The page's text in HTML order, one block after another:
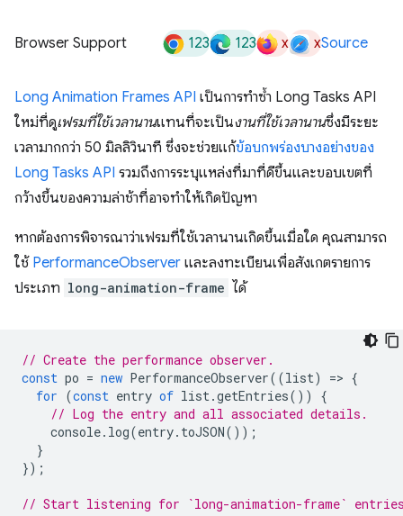
Browser Support 123 123 x xSource
Long Animation Frames API เป็นการทำซ้ำ Long Tasks API
ใหม่ที่ดูเฟรมที่ใช้เวลานานแทนที่จะเป็นงานที่ใช้เวลานานซึ่งมีระยะ
เวลามากกว่า 50 มิลลิวินาที ซึ่งจะช่วยแก้ข้อบกพร่องบางอย่างของ
Long Tasks API รวมถึงการระบุแหล่งที่มาที่ดีขึ้นและขอบเขตที่
กว้างขึ้นของความล่าช้าที่อาจทำให้เกิดปัญหา
หากต้องการพิจารณาว่าเฟรมที่ใช้เวลานานเกิดขึ้นเมื่อใด คุณสามารถ
ใช้ PerformanceObserver และลงทะเบียนเพื่อสังเกตรายการ
ประเภท long-animation-frame ได้
// Create the performance observer.
const po = new PerformanceObserver((list) => {
for (const entry of list.getEntries())
{
// Log the entry and all associated details.
console. log(entry. toJSON());
}
});
// Start listening for `long-animation-frame`